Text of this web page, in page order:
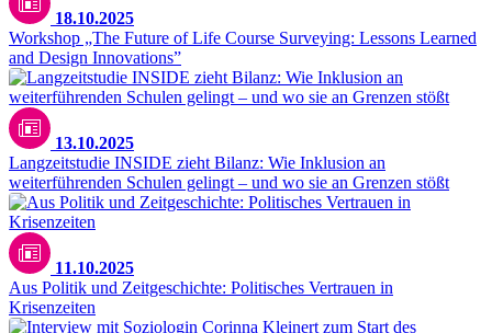
18.10.2025
Workshop „The Future of Life Course Surveying: Lessons Learned
and Design Innovations”
13.10.2025
Langzeitstudie INSIDE zieht Bilanz: Wie Inklusion an
weiterführenden Schulen gelingt – und wo sie an Grenzen stößt
11.10.2025
Aus Politik und Zeitgeschichte: Politisches Vertrauen in
Krisenzeiten